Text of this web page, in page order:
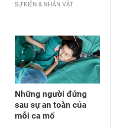
SỰ KIỆN & NHÂN VẬT
Những người đứng
sau sự an toàn của
mỗi ca mổ